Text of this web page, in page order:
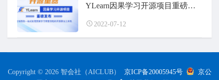
YLearn因果学习开源项目重磅发
2022-07-12
Copyright © 2026 智会社（AICLUB） 京ICP备20005945号
京公